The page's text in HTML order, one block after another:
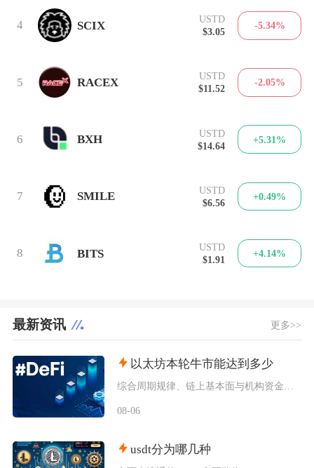
4 SCIX
USTD
$3.05
-5.34%
5 RACEX
USTD
$11.52
-2.05%
6 BXH
USTD
$14.64
+5.31%
7 SMILE
USTD
$6.56
+0.49%
8 BITS
USTD
$1.91
+4.14%
最新资讯 更多>>
以太坊本轮牛市能达到多少
综合周期规律、链上基本面与机构资金预期，以太坊本轮牛市基准冲顶区间在8000至12000美
08-06
usdt分为哪几种